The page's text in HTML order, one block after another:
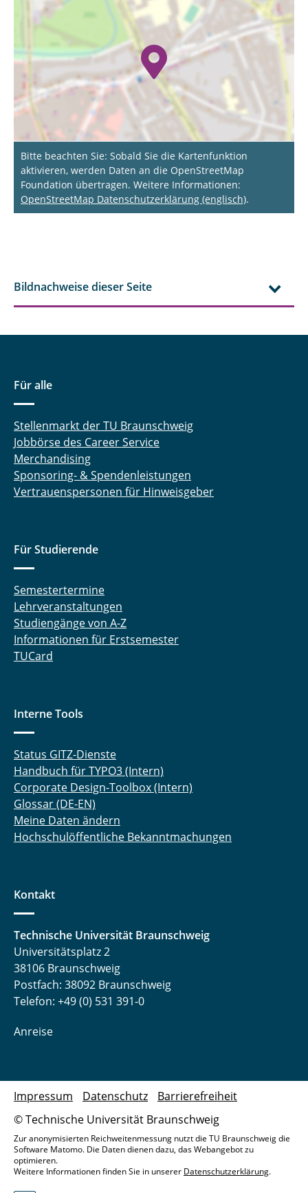
Bitte beachten Sie: Sobald Sie die Kartenfunktion
aktivieren, werden Daten an die OpenStreetMap
Foundation übertragen. Weitere Informationen:
OpenStreetMap Datenschutzerklärung (englisch).
Bildnachweise dieser Seite
Für alle
Stellenmarkt der TU Braunschweig
Jobbörse des Career Service
Merchandising
Sponsoring- & Spendenleistungen
Vertrauenspersonen für Hinweisgeber
Für Studierende
Semestertermine
Lehrveranstaltungen
Studiengänge von A-Z
Informationen für Erstsemester
TUCard
Interne Tools
Status GITZ-Dienste
Handbuch für TYPO3 (Intern)
Corporate Design-Toolbox (Intern)
Glossar (DE-EN)
Meine Daten ändern
Hochschulöffentliche Bekanntmachungen
Kontakt
Technische Universität Braunschweig
Universitätsplatz 2
38106 Braunschweig
Postfach: 38092 Braunschweig
Telefon: +49 (0) 531 391-0
Anreise
© Technische Universität Braunschweig
Impressum Datenschutz Barrierefreiheit
Zur anonymisierten Reichweitenmessung nutzt die TU Braunschweig die
Software Matomo. Die Daten dienen dazu, das Webangebot zu
optimieren.
Weitere Informationen finden Sie in unserer Datenschutzerklärung.